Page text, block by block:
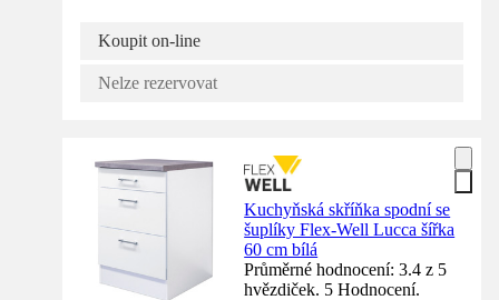
Koupit on-line
Nelze rezervovat
Kuchyňská skříňka spodní se
šuplíky Flex-Well Lucca šířka
60 cm bílá
Průměrné hodnocení: 3.4 z 5
hvězdiček. 5 Hodnocení.